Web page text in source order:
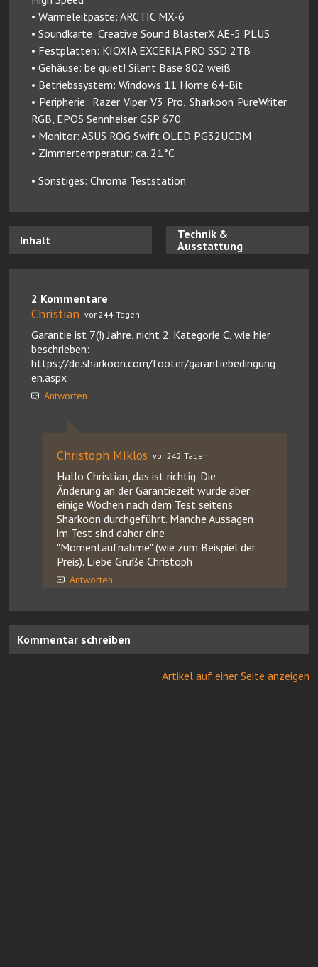
• Wärmeleitpaste: ARCTIC MX-6
• Soundkarte: Creative Sound BlasterX AE-5 PLUS
• Festplatten: KIOXIA EXCERIA PRO SSD 2TB
• Gehäuse: be quiet! Silent Base 802 weiß
• Betriebssystem: Windows 11 Home 64-Bit
• Peripherie: Razer Viper V3 Pro, Sharkoon PureWriter
RGB, EPOS Sennheiser GSP 670
• Monitor: ASUS ROG Swift OLED PG32UCDM
• Zimmertemperatur: ca. 21°C
• Sonstiges: Chroma Teststation
Inhalt
Technik &
Ausstattung
2 Kommentare
Christian vor 244 Tagen
Garantie ist 7(!) Jahre, nicht 2. Kategorie C, wie hier
beschrieben:
https://de.sharkoon.com/footer/garantiebedingung
en.aspx
Antworten
Christoph Miklos vor 242 Tagen
Hallo Christian, das ist richtig. Die
Änderung an der Garantiezeit wurde aber
einige Wochen nach dem Test seitens
Sharkoon durchgeführt. Manche Aussagen
im Test sind daher eine
"Momentaufnahme" (wie zum Beispiel der
Preis). Liebe Grüße Christoph
Antworten
Kommentar schreiben
Artikel auf einer Seite anzeigen